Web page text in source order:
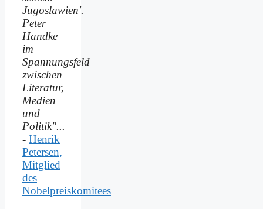
Jugoslawien'.
Peter
Handke
im
Spannungsfeld
zwischen
Literatur,
Medien
und
Politik"...
- Henrik
Petersen,
Mitglied
des
Nobelpreiskomitees